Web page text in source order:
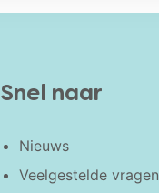
Snel naar
Nieuws
Veelgestelde vragen